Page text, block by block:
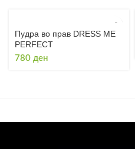
Пудра во прав DRESS ME
PERFECT
780 ден